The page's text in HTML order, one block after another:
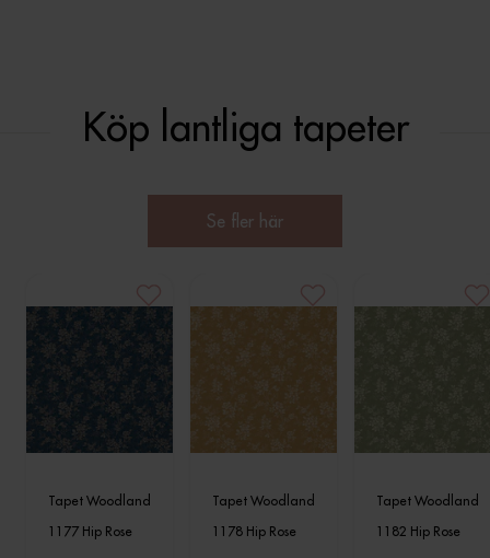
Köp lantliga tapeter
Se fler här
Tapet Woodland
1177 Hip Rose
Tapet Woodland
1178 Hip Rose
Tapet Woodland
1182 Hip Rose